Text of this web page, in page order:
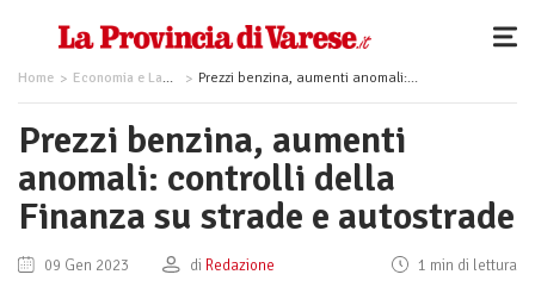
Home Economia e Lavoro Prezzi benzina, aumenti anomali: controlli della Finanza su strade e autostrade
Prezzi benzina, aumenti
anomali: controlli della
Finanza su strade e autostrade
09 Gen 2023 di Redazione 1 min di lettura